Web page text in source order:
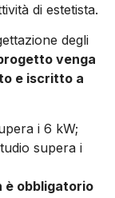
di estetista.
degli
venga
e iscritto a
i 6 kW;
supera i
è obbligatorio